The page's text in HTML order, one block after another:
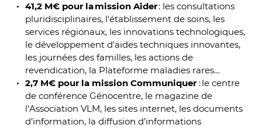
41,2 M€ pour la mission Aider: les consultations
pluridisciplinaires, l'établissement de soins, les
services régionaux, les innovations technologiques,
le développement d'aides techniques innovantes,
les journées des familles, les actions de
revendication, la Plateforme maladies rares…
2,7 M€ pour la mission Communiquer : le centre
de conférence Génocentre, le magazine de
l’Association VLM, les sites internet, les documents
d’information, la diffusion d’informations